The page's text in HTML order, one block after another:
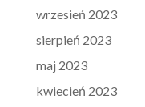
wrzesień 2023
sierpień 2023
maj 2023
kwiecień 2023